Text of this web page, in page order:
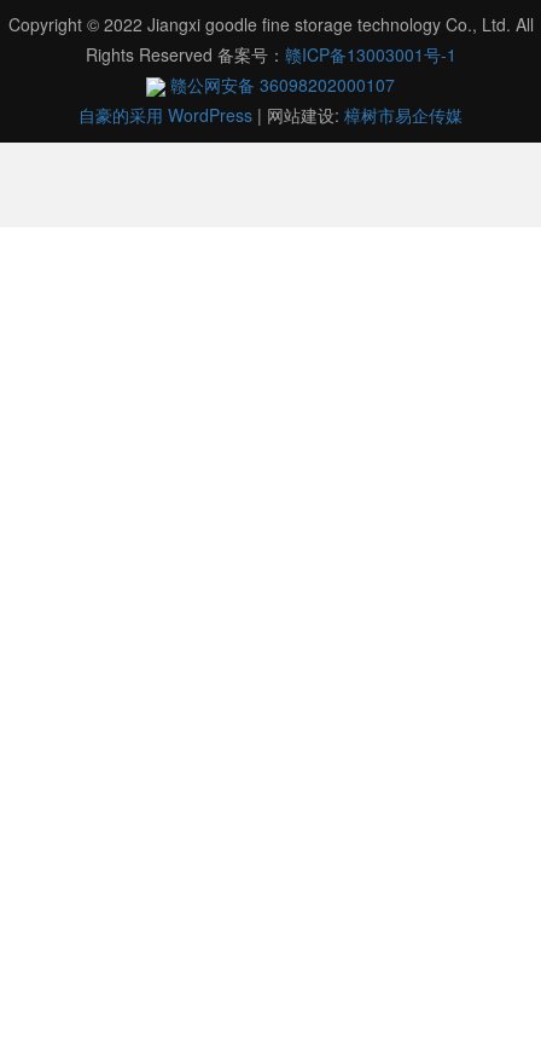
Copyright © 2022 Jiangxi goodle fine storage technology Co., Ltd. All
Rights Reserved 备案号： 赣ICP备13003001号-1
赣公网安备 36098202000107
自豪的采用 WordPress | 网站建设: 樟树市易企传媒